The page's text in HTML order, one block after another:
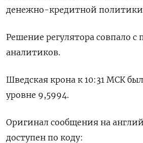
денежно-кредитной политики
Решение регулятора совпало с
аналитиков.
Шведская крона к 10:31 МСК
уровне 9,5994.
Оригинал сообщения на
доступен по коду: